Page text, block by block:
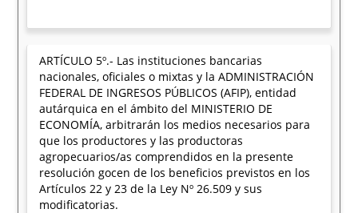
ARTÍCULO 5º.- Las instituciones bancarias
nacionales, oficiales o mixtas y la ADMINISTRACIÓN
FEDERAL DE INGRESOS PÚBLICOS (AFIP), entidad
autárquica en el ámbito del MINISTERIO DE
ECONOMÍA, arbitrarán los medios necesarios para
que los productores y las productoras
agropecuarios/as comprendidos en la presente
resolución gocen de los beneficios previstos en los
Artículos 22 y 23 de la Ley Nº 26.509 y sus
modificatorias.